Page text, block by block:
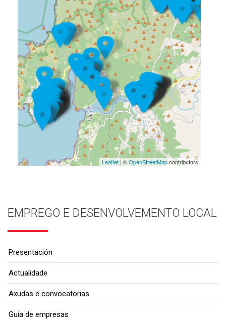
Leaflet| ©OpenStreetMapcontributors
EMPREGO E DESENVOLVEMENTO LOCAL
Presentación
Actualidade
Axudas e convocatorias
Guía de empresas